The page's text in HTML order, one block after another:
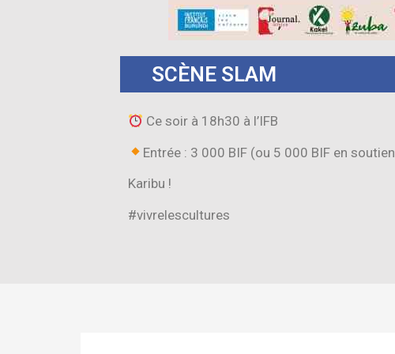
SCÈNE SLAM
Ce soir à 18h30 à l’IFB
Entrée : 3 000 BIF (ou 5 000 BIF en
Karibu !
#vivrelescultures